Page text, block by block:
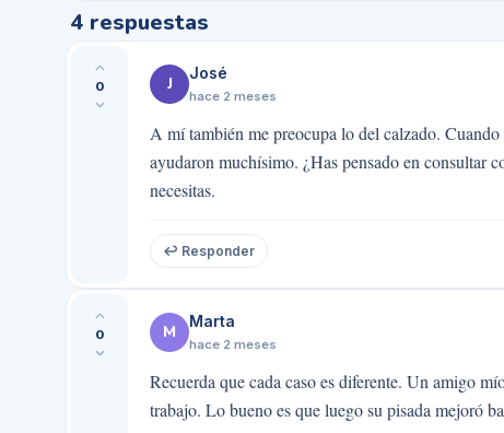
4 respuestas
0 J
José
hace 2 meses
A mí también me preocupa lo del calzado.
ayudaron muchísimo. ¿Has pensado en consultar
necesitas.
↩ Responder
0 M
Marta
hace 2 meses
Recuerda que cada caso es diferente. Un amigo
trabajo. Lo bueno es que luego su pisada mejoró